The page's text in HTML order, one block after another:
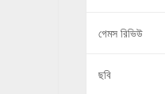
গেমস রিভিউ
ছবি